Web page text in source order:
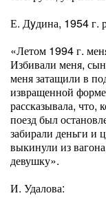
Е. Дyдина, 1954 г.
«Летом 1994 г.
Избивали меня,
меня затащили в
извращенной
рассказывала, что,
поезд был
забирали деньги и
выкинули из
девушку».
И. Удалова: